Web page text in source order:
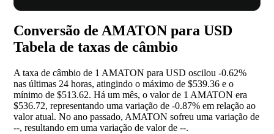
Conversão de AMATON para USD
Tabela de taxas de câmbio
A taxa de câmbio de 1 AMATON para USD oscilou -0.62%
nas últimas 24 horas, atingindo o máximo de $539.36 e o
mínimo de $513.62. Há um mês, o valor de 1 AMATON era
$536.72, representando uma variação de -0.87% em relação ao
valor atual. No ano passado, AMATON sofreu uma variação de
--, resultando em uma variação de valor de --.